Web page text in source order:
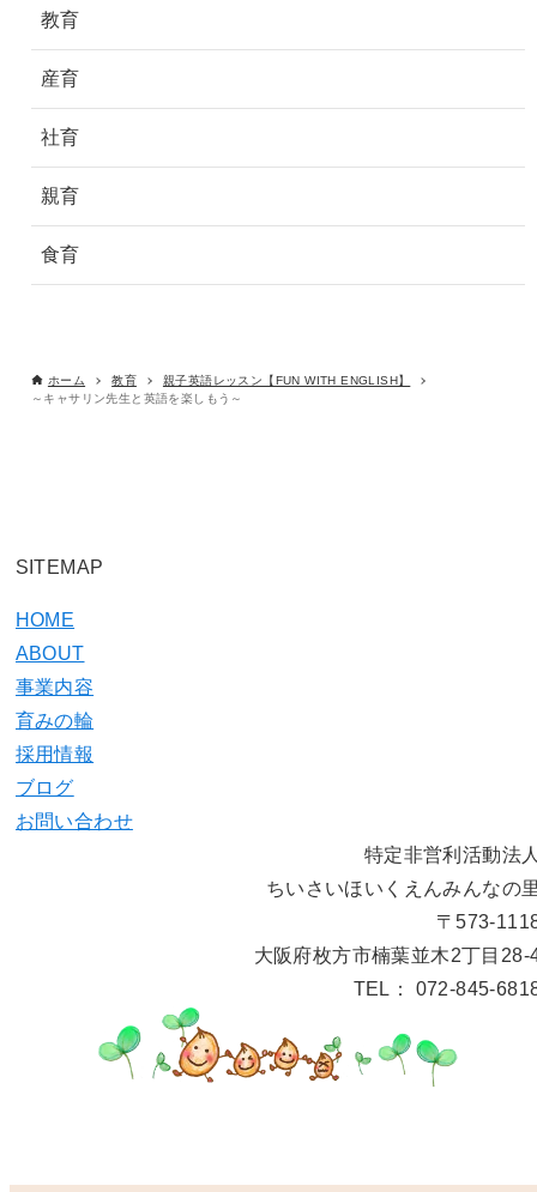
教育
産育
社育
親育
食育
ホーム 教育
親子英語レッスン【FUN WITH ENGLISH】
～キャサリン先生と英語を楽しもう～
SITEMAP
HOME
ABOUT
事業内容
育みの輪
採用情報
ブログ
お問い合わせ
特定非営利活動法
ちいさいほいくえんみんなの
〒573-
大阪府枚方市楠葉並木2丁目28-
TEL： 072-845-